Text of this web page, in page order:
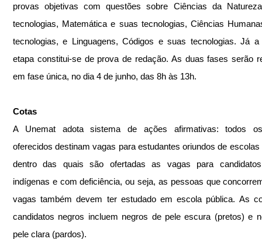
provas objetivas com questões sobre Ciências da
tecnologias, Matemática e suas tecnologias, Ciências
tecnologias, e Linguagens, Códigos e suas tecnologias. Já a
etapa constitui-se de prova de redação. As duas fases serão
em fase única, no dia 4 de junho, das 8h às 13h.
Cotas
A Unemat adota sistema de ações afirmativas: todos
oferecidos destinam vagas para estudantes oriundos de escolas
dentro das quais são ofertadas as vagas para
indígenas e com deficiência, ou seja, as pessoas que
vagas também devem ter estudado em escola pública. As
candidatos negros incluem negros de pele escura (pretos) e
pele clara (pardos).